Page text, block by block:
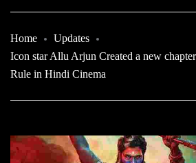
Home
Updates
Icon star Allu Arjun Created a new
Rule in Hindi Cinema